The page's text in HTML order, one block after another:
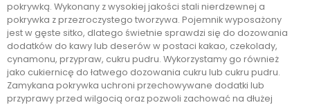
pokrywką. Wykonany z wysokiej jakości stali nierdzewnej a
pokrywka z przezroczystego tworzywa. Pojemnik wyposażony
jest w gęste sitko, dlatego świetnie sprawdzi się do dozowania
dodatków do kawy lub deserów w postaci kakao, czekolady,
cynamonu, przypraw, cukru pudru. Wykorzystamy go również
jako cukiernicę do łatwego dozowania cukru lub cukru pudru.
Zamykana pokrywka uchroni przechowywane dodatki lub
przyprawy przed wilgocią oraz pozwoli zachować na dłużej